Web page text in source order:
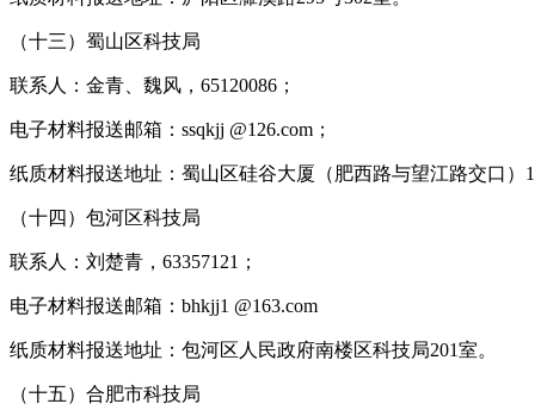
（十三）蜀山区科技局
联系人：金青、魏风，65120086；
电子材料报送邮箱：ssqkjj @126.com；
纸质材料报送地址：蜀山区硅谷大厦（肥西路与望江路交口）
（十四）包河区科技局
联系人：刘楚青，63357121；
电子材料报送邮箱：bhkjj1 @163.com
纸质材料报送地址：包河区人民政府南楼区科技局201室。
（十五）合肥市科技局